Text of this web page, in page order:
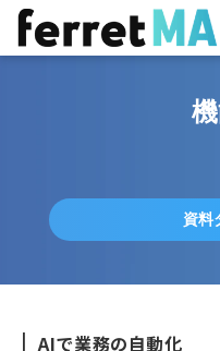
施策・
活用
資料
AIで業務の自動化